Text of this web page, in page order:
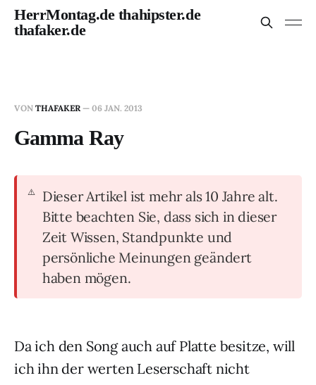
HerrMontag.de thahipster.de
thafaker.de
VON THAFAKER — 06 JAN. 2013
Gamma Ray
Dieser Artikel ist mehr als 10 Jahre alt.
Bitte beachten Sie, dass sich in dieser
Zeit Wissen, Standpunkte und
persönliche Meinungen geändert
haben mögen.
Da ich den Song auch auf Platte besitze, will
ich ihn der werten Leserschaft nicht